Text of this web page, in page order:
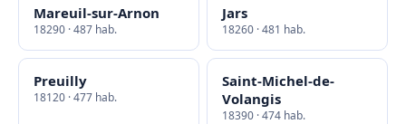
Mareuil-sur-Arnon
18290 · 487 hab.
Jars
18260 · 481 hab.
Preuilly
18120 · 477 hab.
Saint-Michel-de-
Volangis
18390 · 474 hab.